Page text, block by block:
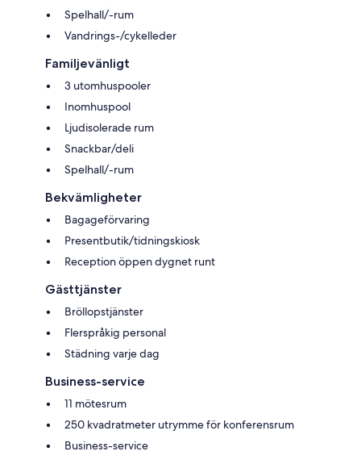
Spelhall/-rum
Vandrings-/cykelleder
Familjevänligt
3 utomhuspooler
Inomhuspool
Ljudisolerade rum
Snackbar/deli
Spelhall/-rum
Bekvämligheter
Bagageförvaring
Presentbutik/tidningskiosk
Reception öppen dygnet runt
Gästtjänster
Bröllopstjänster
Flerspråkig personal
Städning varje dag
Business-service
11 mötesrum
250 kvadratmeter utrymme för konferensrum
Business-service